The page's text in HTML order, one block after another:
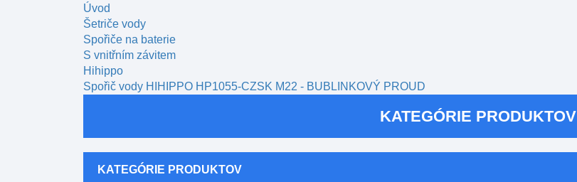
Úvod
Šetriče vody
Spořiče na baterie
S vnitřním závitem
Hihippo
Spořič vody HIHIPPO HP1055-CZSK M22 - BUBLINKOVÝ PROUD
KATEGÓRIE PRODUKTOV
KATEGÓRIE PRODUKTOV